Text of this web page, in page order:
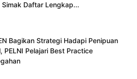
Daftar Lengkap...
Bagikan Strategi Hadapi Penipuan
PELNI Pelajari Best Practice